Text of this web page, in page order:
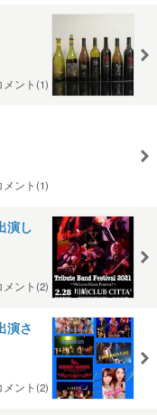
メント(1)
メント(1)
演し
メント(2)
演さ
メント(2)